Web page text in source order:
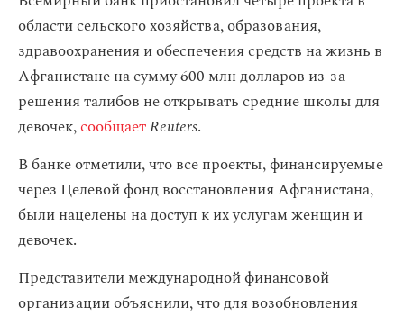
области сельского хозяйства, образования,
здравоохранения и обеспечения средств на жизнь в
Афганистане на сумму 600 млн долларов из-за
решения талибов не открывать средние школы для
девочек,сообщаетReuters.
В банке отметили, что все проекты, финансируемые
через Целевой фонд восстановления Афганистана,
были нацелены на доступ к их услугам женщин и
девочек.
Представители международной финансовой
организации объяснили, что для возобновления